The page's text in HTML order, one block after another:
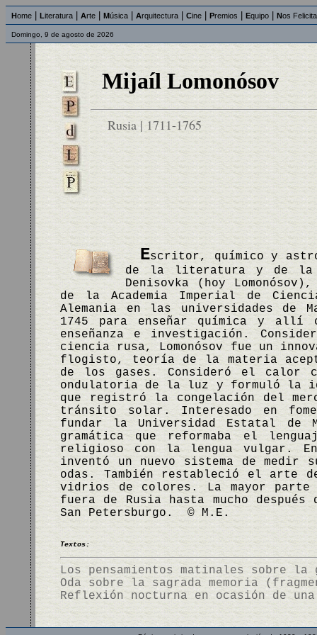
Home Literatura Arte Música Arquitectura Cine Premios Equipo Nos
Domingo, 9 de agosto de 2026
Mijaíl Lomonósov
Rusia | 1711-1765
Escritor, químico y
de la literatura y de la
Denisovka (hoy
de la Academia Imperial de
Alemania en las universidades de
1745 para enseñar química y allí
enseñanza e investigación.
ciencia rusa, Lomonósov fue un
flogisto, teoría de la materia
de los gases. Consideró el calor
ondulatoria de la luz y formuló la
que registró la congelación del
tránsito solar. Interesado en
fundar la Universidad Estatal de
gramática que reformaba el
religioso con la lengua vulgar.
inventó un nuevo sistema de medir
odas. También restableció el arte
vidrios de colores. La mayor parte
fuera de Rusia hasta mucho
San Petersburgo. © M.E.
Textos:
Los pensamientos matinales sobre la
Oda sobre la sagrada memoria
Reflexión nocturna en ocasión de